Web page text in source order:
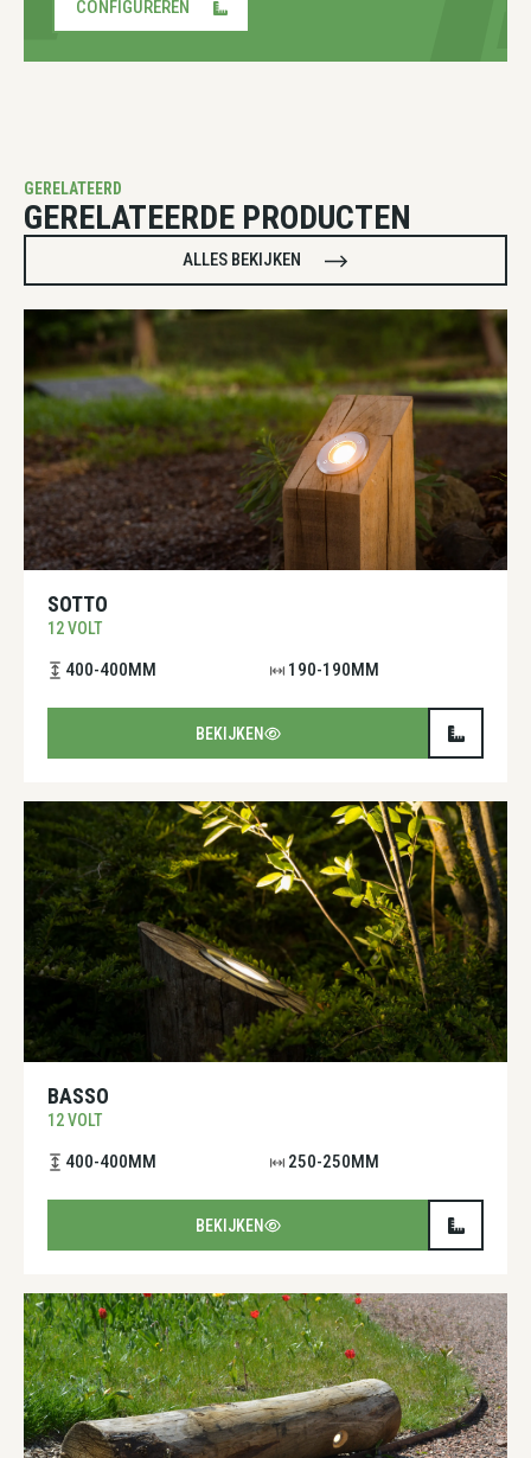
CONFIGUREREN
GERELATEERD
GERELATEERDE PRODUCTEN
ALLES BEKIJKEN
SOTTO
12 VOLT
400-400MM 190-190MM
BEKIJKEN
BASSO
12 VOLT
400-400MM 250-250MM
BEKIJKEN